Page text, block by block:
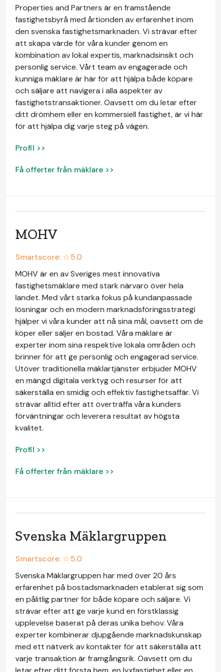
Properties and Partners är en framstående
fastighetsbyrå med årtionden av erfarenhet inom
den svenska fastighetsmarknaden. Vi strävar efter
att skapa värde för våra kunder genom en
kombination av lokal expertis, marknadsinsikt och
personlig service. Vårt team av engagerade och
kunniga mäklare är här för att hjälpa både köpare
och säljare att navigera i alla aspekter av
fastighetstransaktioner. Oavsett om du letar efter
ditt drömhem eller en kommersiell fastighet, är vi här
för att hjälpa dig varje steg på vägen.
Profil >>
Få offerter från mäklare >>
MOHV
Smartscore: ☆5.0
MOHV är en av Sveriges mest innovativa
fastighetsmäklare med stark närvaro över hela
landet. Med vårt starka fokus på kundanpassade
lösningar och en modern marknadsföringsstrategi
hjälper vi våra kunder att nå sina mål, oavsett om de
köper eller säljer en bostad. Våra mäklare är
experter inom sina respektive lokala områden och
brinner för att ge personlig och engagerad service.
Utöver traditionella mäklartjänster erbjuder MOHV
en mängd digitala verktyg och resurser för att
säkerställa en smidig och effektiv fastighetsaffär. Vi
strävar alltid efter att överträffa våra kunders
förväntningar och leverera resultat av högsta
kvalitet.
Profil >>
Få offerter från mäklare >>
Svenska Mäklargruppen
Smartscore: ☆5.0
Svenska Mäklargruppen har med över 20 års
erfarenhet på bostadsmarknaden etablerat sig som
en pålitlig partner för både köpare och säljare. Vi
strävar efter att ge varje kund en förstklassig
upplevelse baserat på deras unika behov. Våra
experter kombinerar djupgående marknadskunskap
med ett nätverk av kontakter för att säkerställa att
varje transaktion är framgångsrik. Oavsett om du